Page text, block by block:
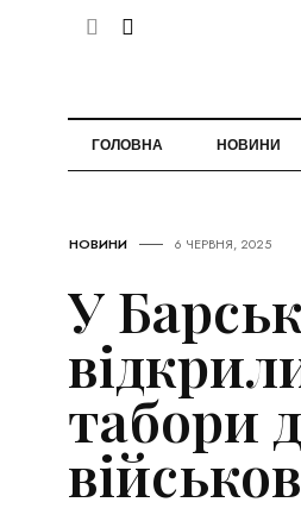
ГОЛОВНА НОВИНИ
НОВИНИ 6 ЧЕРВНЯ, 2025
У
табори